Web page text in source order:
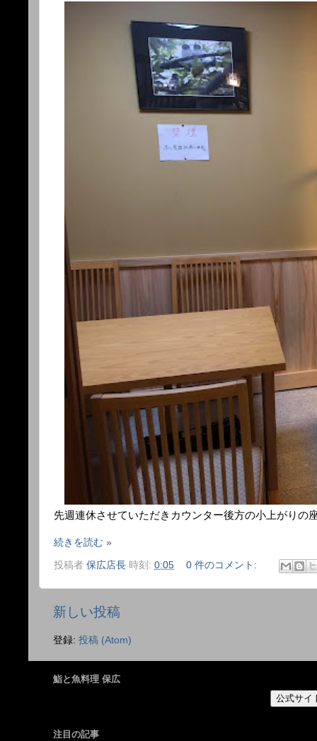
先週連休させていただきカウンター後方の小上がりの
続きを読む »
投稿者 保広店長 時刻: 0:05 0 件のコメント:
新しい投稿
登録: 投稿 (Atom)
鮨と魚料理 保広
公式サイ
注目の記事